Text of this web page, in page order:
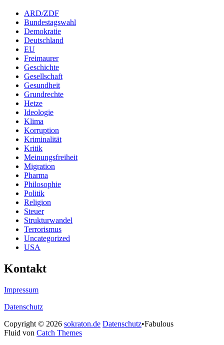
ARD/ZDF
Bundestagswahl
Demokratie
Deutschland
EU
Freimaurer
Geschichte
Gesellschaft
Gesundheit
Grundrechte
Hetze
Ideologie
Klima
Korruption
Kriminalität
Kritik
Meinungsfreiheit
Migration
Pharma
Philosophie
Politik
Religion
Steuer
Strukturwandel
Terrorismus
Uncategorized
USA
Kontakt
Impressum
Datenschutz
Copyright © 2026 sokraton.de Datenschutz•Fabulous
Fluid von Catch Themes